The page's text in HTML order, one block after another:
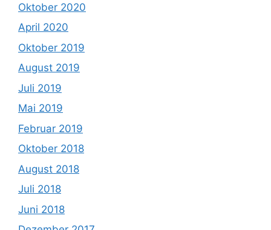
Oktober 2020
April 2020
Oktober 2019
August 2019
Juli 2019
Mai 2019
Februar 2019
Oktober 2018
August 2018
Juli 2018
Juni 2018